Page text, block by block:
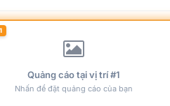
Quảng cáo tại vị trí #1
Nhấn để đặt quảng cáo của bạn